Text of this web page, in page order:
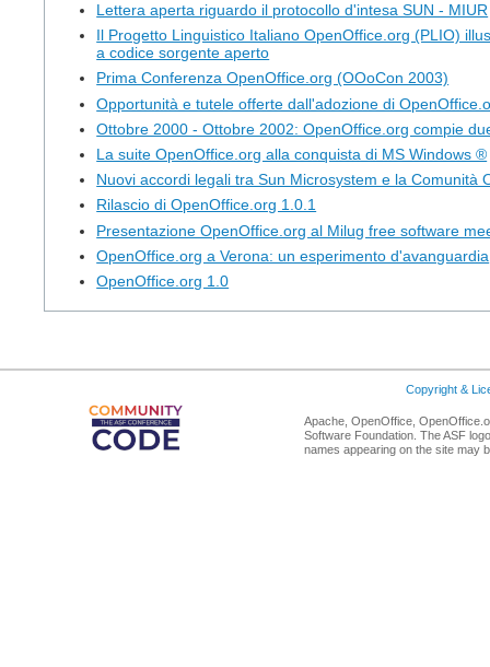
Lettera aperta riguardo il protocollo d'intesa SUN - MIUR
Il Progetto Linguistico Italiano OpenOffice.org (PLIO)
a codice sorgente aperto
Prima Conferenza OpenOffice.org (OOoCon 2003)
Opportunità e tutele offerte dall'adozione di
Ottobre 2000 - Ottobre 2002: OpenOffice.org compie
La suite OpenOffice.org alla conquista di MS Windows ®
Nuovi accordi legali tra Sun Microsystem e la Comunità
Rilascio di OpenOffice.org 1.0.1
Presentazione OpenOffice.org al Milug free software
OpenOffice.org a Verona: un esperimento d'avanguardia
OpenOffice.org 1.0
Copyright &
Apache, OpenOffice,
Software Foundation. The ASF
names appearing on the site may